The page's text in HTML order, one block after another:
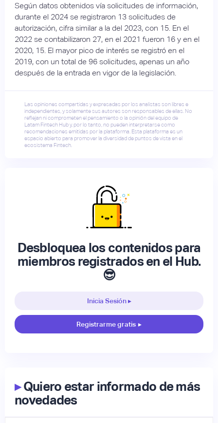
Según datos obtenidos vía solicitudes de información,
durante el 2024 se registraron 13 solicitudes de
autorización, cifra similar a la del 2023, con 15. En el
2022 se contabilizaron 27, en el 2021 fueron 16 y en el
2020, 15. El mayor pico de interés se registró en el
2019, con un total de 96 solicitudes, apenas un año
después de la entrada en vigor de la legislación.
Las opiniones compartidas y expresadas por los analistas son libres e
independientes, y solamente sus autores son responsables de ellas. No
reflejan ni comprometen el pensamiento o la opinión del equipo de
Latam Fintech Hub y, por lo tanto, no pueden interpretarse como
recomendaciones emitidas por la plataforma. Esta plataforma es un
espacio abierto para promover la diversidad de puntos de vista en el
ecosistema Fintech.
Desbloquea los contenidos para
miembros registrados en el Hub.
😎
Inicia Sesión ▸
Registrarme gratis ▸
▸Quiero estar informado de más
novedades